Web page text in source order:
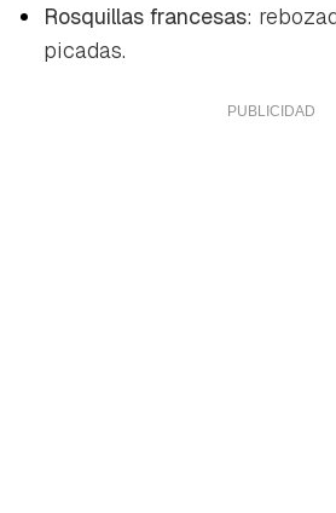
Rosquillas francesas:
picadas.